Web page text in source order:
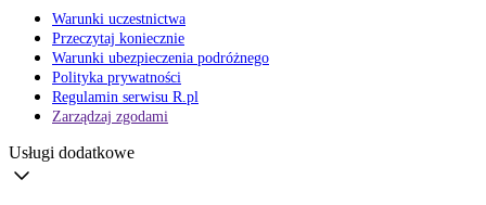
Warunki uczestnictwa
Przeczytaj koniecznie
Warunki ubezpieczenia podróżnego
Polityka prywatności
Regulamin serwisu R.pl
Zarządzaj zgodami
Usługi dodatkowe